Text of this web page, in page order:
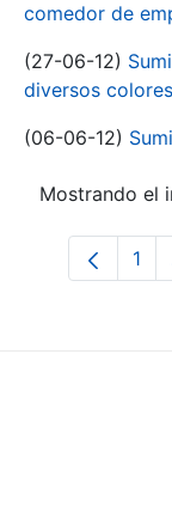
comedor de
(27-06-12)
diversos
(06-06-12)
Mostrando el
1